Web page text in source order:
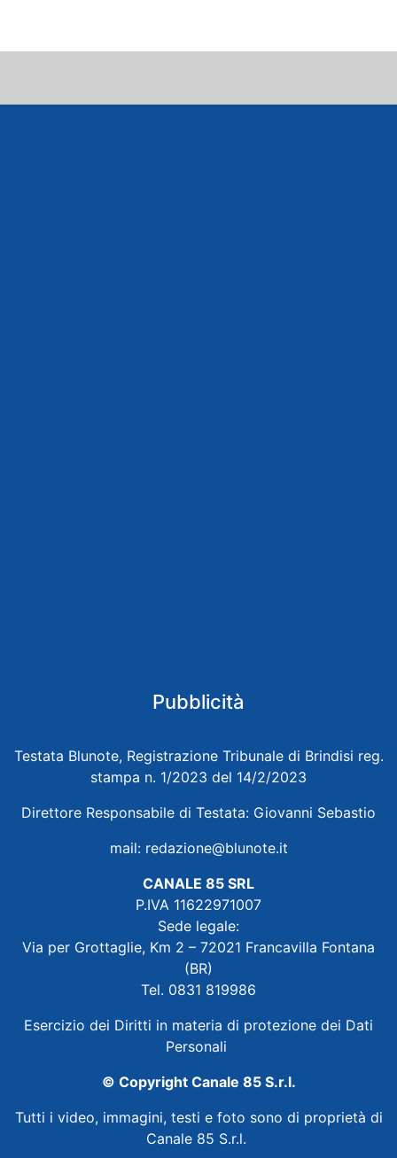
Pubblicità
Testata Blunote, Registrazione Tribunale di Brindisi reg.
stampa n. 1/2023 del 14/2/2023
Direttore Responsabile di Testata: Giovanni Sebastio
mail: redazione@blunote.it
CANALE 85 SRL
P.IVA 11622971007
Sede legale:
Via per Grottaglie, Km 2 – 72021 Francavilla Fontana
(BR)
Tel. 0831 819986
Esercizio dei Diritti in materia di protezione dei Dati
Personali
© Copyright Canale 85 S.r.l.
Tutti i video, immagini, testi e foto sono di proprietà di
Canale 85 S.r.l.